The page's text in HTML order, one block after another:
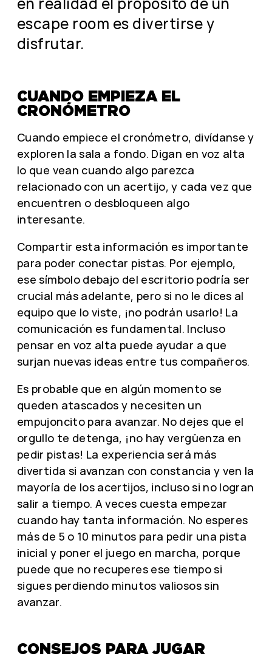
escape room es divertirse y
disfrutar.
CUANDO EMPIEZA EL
CRONÓMETRO
Cuando empiece el cronómetro, divídanse y
exploren la sala a fondo. Digan en voz alta
lo que vean cuando algo parezca
relacionado con un acertijo, y cada vez que
encuentren o desbloqueen algo
interesante.
Compartir esta información es importante
para poder conectar pistas. Por ejemplo,
ese símbolo debajo del escritorio podría ser
crucial más adelante, pero si no le dices al
equipo que lo viste, ¡no podrán usarlo! La
comunicación es fundamental. Incluso
pensar en voz alta puede ayudar a que
surjan nuevas ideas entre tus compañeros.
Es probable que en algún momento se
queden atascados y necesiten un
empujoncito para avanzar. No dejes que el
orgullo te detenga, ¡no hay vergüenza en
pedir pistas! La experiencia será más
divertida si avanzan con constancia y ven la
mayoría de los acertijos, incluso si no logran
salir a tiempo. A veces cuesta empezar
cuando hay tanta información. No esperes
más de 5 o 10 minutos para pedir una pista
inicial y poner el juego en marcha, porque
puede que no recuperes ese tiempo si
sigues perdiendo minutos valiosos sin
avanzar.
CONSEJOS PARA JUGAR